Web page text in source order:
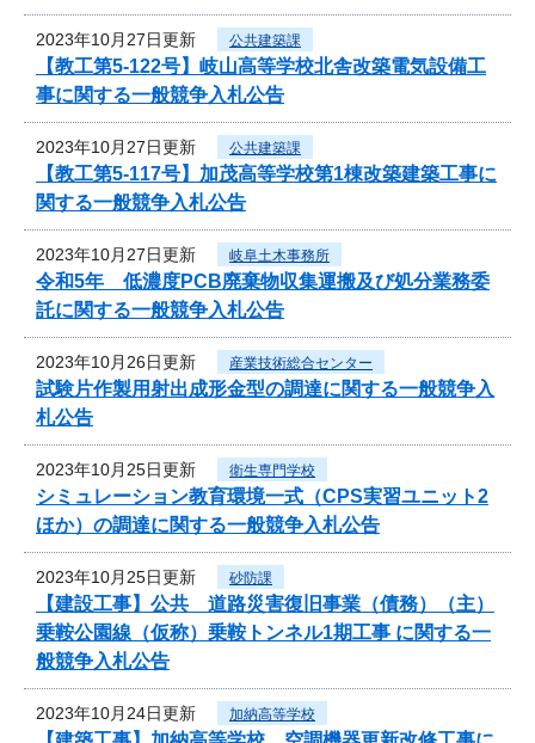
2023年10月27日更新 公共建築課
【教工第5-122号】岐山高等学校北舎改築電気設備工
事に関する一般競争入札公告
2023年10月27日更新 公共建築課
【教工第5-117号】加茂高等学校第1棟改築建築工事に
関する一般競争入札公告
2023年10月27日更新 岐阜土木事務所
令和5年 低濃度PCB廃棄物収集運搬及び処分業務委
託に関する一般競争入札公告
2023年10月26日更新 産業技術総合センター
試験片作製用射出成形金型の調達に関する一般競争入
札公告
2023年10月25日更新 衛生専門学校
シミュレーション教育環境一式（CPS実習ユニット2
ほか）の調達に関する一般競争入札公告
2023年10月25日更新 砂防課
【建設工事】公共 道路災害復旧事業（債務）（主）
乗鞍公園線（仮称）乗鞍トンネル1期工事 に関する一
般競争入札公告
2023年10月24日更新 加納高等学校